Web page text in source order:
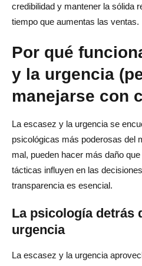
El camino sostenible
Preguntas frecuentes sobre el
dropshipping
¿Qué es el marketing de
¿Cómo uso la urgencia sin
dropshipping?
¿La falsa escasez puede
¿Hay aplicaciones que ayuden
credibilidad y mantener la sólida
tiempo que aumentas las ventas.
Por qué
y la urgencia
manejarse con
La escasez y la urgencia se
psicológicas más poderosas del
mal, pueden hacer más daño
tácticas influyen en las
transparencia es esencial.
La psicología detrás
urgencia
La escasez y la urgencia